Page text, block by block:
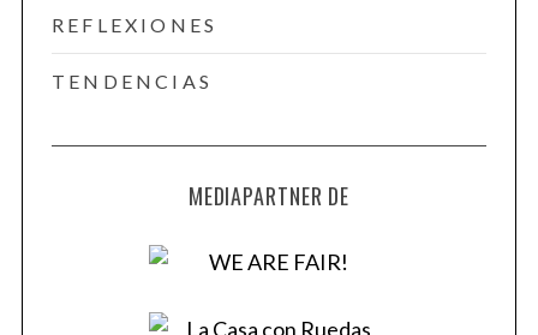
REFLEXIONES
TENDENCIAS
MEDIAPARTNER DE
e
a
r